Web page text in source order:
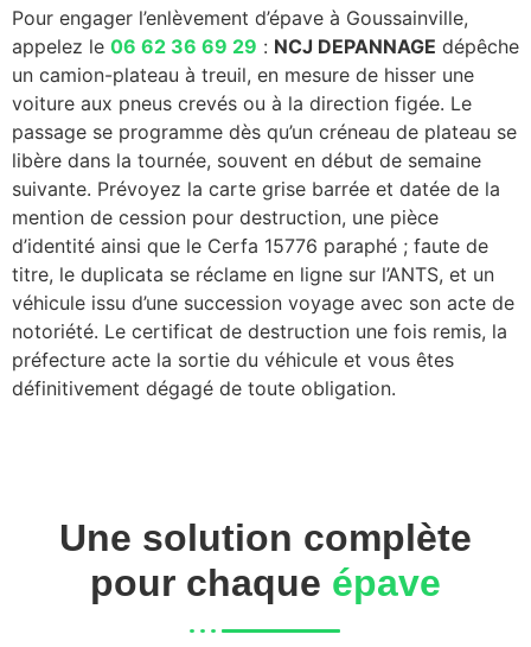
Pour engager l’enlèvement d’épave à Goussainville,
appelez le 06 62 36 69 29 : NCJ DEPANNAGE dépêche
un camion-plateau à treuil, en mesure de hisser une
voiture aux pneus crevés ou à la direction figée. Le
passage se programme dès qu’un créneau de plateau se
libère dans la tournée, souvent en début de semaine
suivante. Prévoyez la carte grise barrée et datée de la
mention de cession pour destruction, une pièce
d’identité ainsi que le Cerfa 15776 paraphé ; faute de
titre, le duplicata se réclame en ligne sur l’ANTS, et un
véhicule issu d’une succession voyage avec son acte de
notoriété. Le certificat de destruction une fois remis, la
préfecture acte la sortie du véhicule et vous êtes
définitivement dégagé de toute obligation.
Une solution complète
pour chaque épave